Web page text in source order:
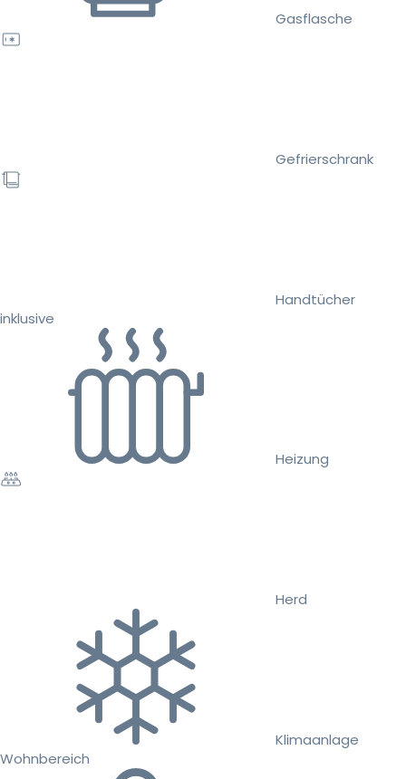
Gasflasche
Gefrierschrank
Handtücher
inklusive
Heizung
Herd
Klimaanlage
Wohnbereich